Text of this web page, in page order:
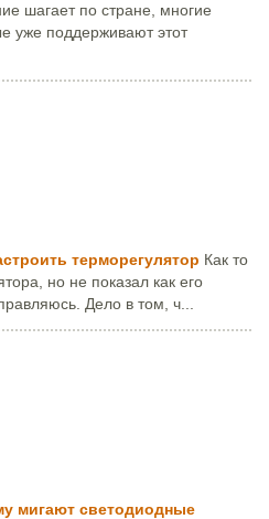
шагает по стране, многие
уже поддерживают этот
терморегулятор Как то
но не показал как его
Дело в том, ч...
мигают светодиодные